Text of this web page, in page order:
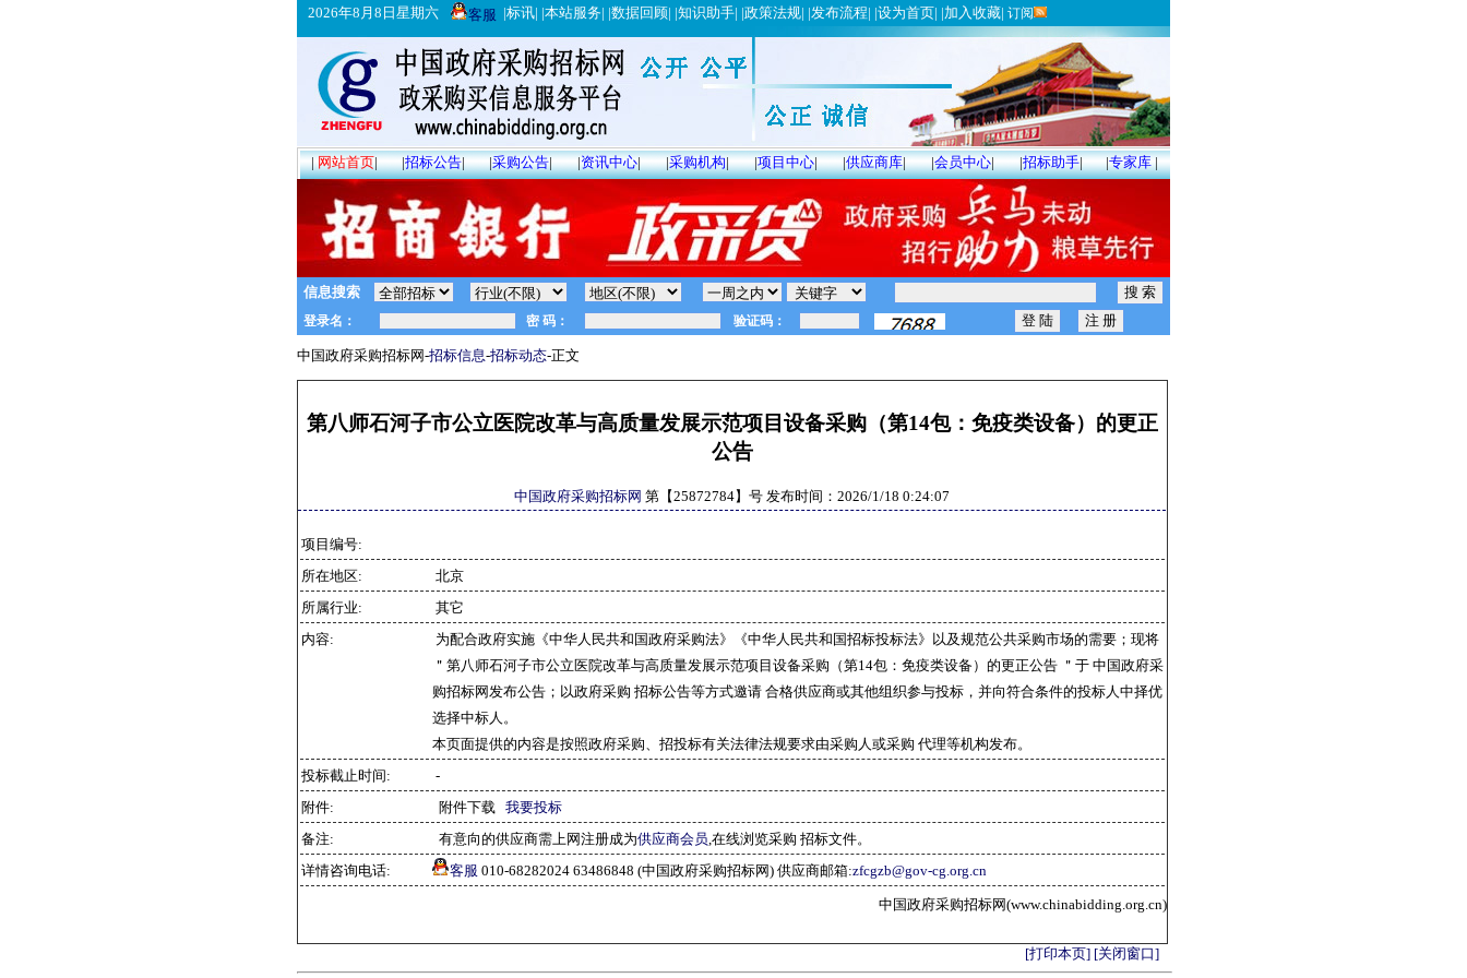
2026年8月8日星期六 客服 |标讯| |本站服务| |数据回顾| |知识助手| |政策法规| |发布流程| |设为首页| |加入收藏| 订阅
|网站首页| |招标公告| |采购公告| |资讯中心| |采购机构| |项目中心| |供应商库| |会员中心| |招标助手| |专家库|
信息搜索
中国政府采购招标网-招标信息-招标动态-正文
第八师石河子市公立医院改革与高质量发展示范项目设备采购（第14包：免疫类设备）的更正
公告
中国政府采购招标网 第【25872784】号 发布时间： 2026/1/18 0:24:07
项目编号:
所在地区:
北京
所属行业:
其它
内容:
为配合政府实施《中华人民共和国政府采购法》《中华人民共和国招标投标法》以及规范公共采购市场的需要；现将
＂第八师石河子市公立医院改革与高质量发展示范项目设备采购（第14包：免疫类设备）的更正公告 ＂于 中国政府采
购招标网发布公告；以政府采购 招标公告等方式邀请 合格供应商或其他组织参与投标，并向符合条件的投标人中择优
选择中标人。
本页面提供的内容是按照政府采购、招投标有关法律法规要求由采购人或采购 代理等机构发布。
投标截止时间:
-
附件:
附件下载 我要投标
备注:
有意向的供应商需上网注册成为供应商会员,在线浏览采购 招标文件。
详情咨询电话:
客服 010-68282024 63486848 (中国政府采购招标网) 供应商邮箱:zfcgzb@gov-cg.org.cn
中国政府采购招标网(www.chinabidding.org.cn)
[打印本页] [关闭窗口]